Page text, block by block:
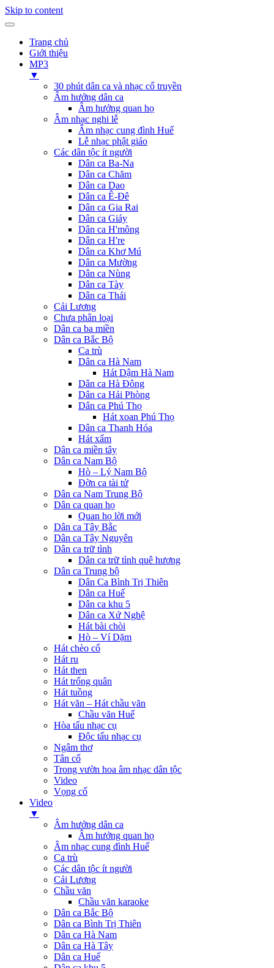
Skip to content
Trang chủ
Giới thiệu
MP3
▼
30 phút dân ca và nhạc cổ truyền
Âm hưởng dân ca
Âm hưởng quan họ
Âm nhạc nghi lễ
Âm nhạc cung đình Huế
Lễ nhạc phật giáo
Các dân tộc ít người
Dân ca Ba-Na
Dân ca Chăm
Dân ca Dao
Dân ca Ê-Đê
Dân ca Gia Rai
Dân ca Giáy
Dân ca H'mông
Dân ca H're
Dân ca Khơ Mú
Dân ca Mường
Dân ca Nùng
Dân ca Tày
Dân ca Thái
Cải Lương
Chưa phân loại
Dân ca ba miền
Dân ca Bắc Bộ
Ca trù
Dân ca Hà Nam
Hát Dậm Hà Nam
Dân ca Hà Đông
Dân ca Hải Phòng
Dân ca Phú Thọ
Hát xoan Phú Thọ
Dân ca Thanh Hóa
Hát xẩm
Dân ca miền tây
Dân ca Nam Bộ
Hò – Lý Nam Bộ
Đờn ca tài tử
Dân ca Nam Trung Bộ
Dân ca quan họ
Quan họ lời mới
Dân ca Tây Bắc
Dân ca Tây Nguyên
Dân ca trữ tình
Dân ca trữ tình quê hương
Dân ca Trung bộ
Dân Ca Bình Trị Thiên
Dân ca Huế
Dân ca khu 5
Dân ca Xứ Nghệ
Hát bài chòi
Hò – Ví Dặm
Hát chèo cổ
Hát ru
Hát then
Hát trống quân
Hát tuồng
Hát văn – Hát chầu văn
Chầu văn Huế
Hòa tấu nhạc cụ
Độc tấu nhạc cụ
Ngâm thơ
Tân cổ
Trong vườn hoa âm nhạc dân tộc
Video
Vọng cổ
Video
▼
Âm hưởng dân ca
Âm hưởng quan họ
Âm nhạc cung đình Huế
Ca trù
Các dân tộc ít người
Cải Lương
Chầu văn
Chầu văn karaoke
Dân ca Bắc Bộ
Dân ca Bình Trị Thiên
Dân ca Hà Nam
Dân ca Hà Tây
Dân ca Huế